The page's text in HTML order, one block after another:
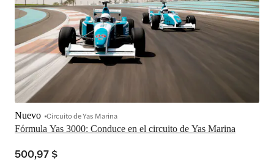
Fórmula Yas 3000: Conduce en el circuito de Yas Marina
Nuevo Circuito de Yas Marina
500,97 $